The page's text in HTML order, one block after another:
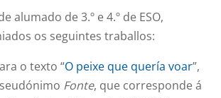
alumado de 3.º e 4.º de ESO,
os seguintes traballos:
o texto “O peixe que quería voar”,
Fonte, que corresponde á